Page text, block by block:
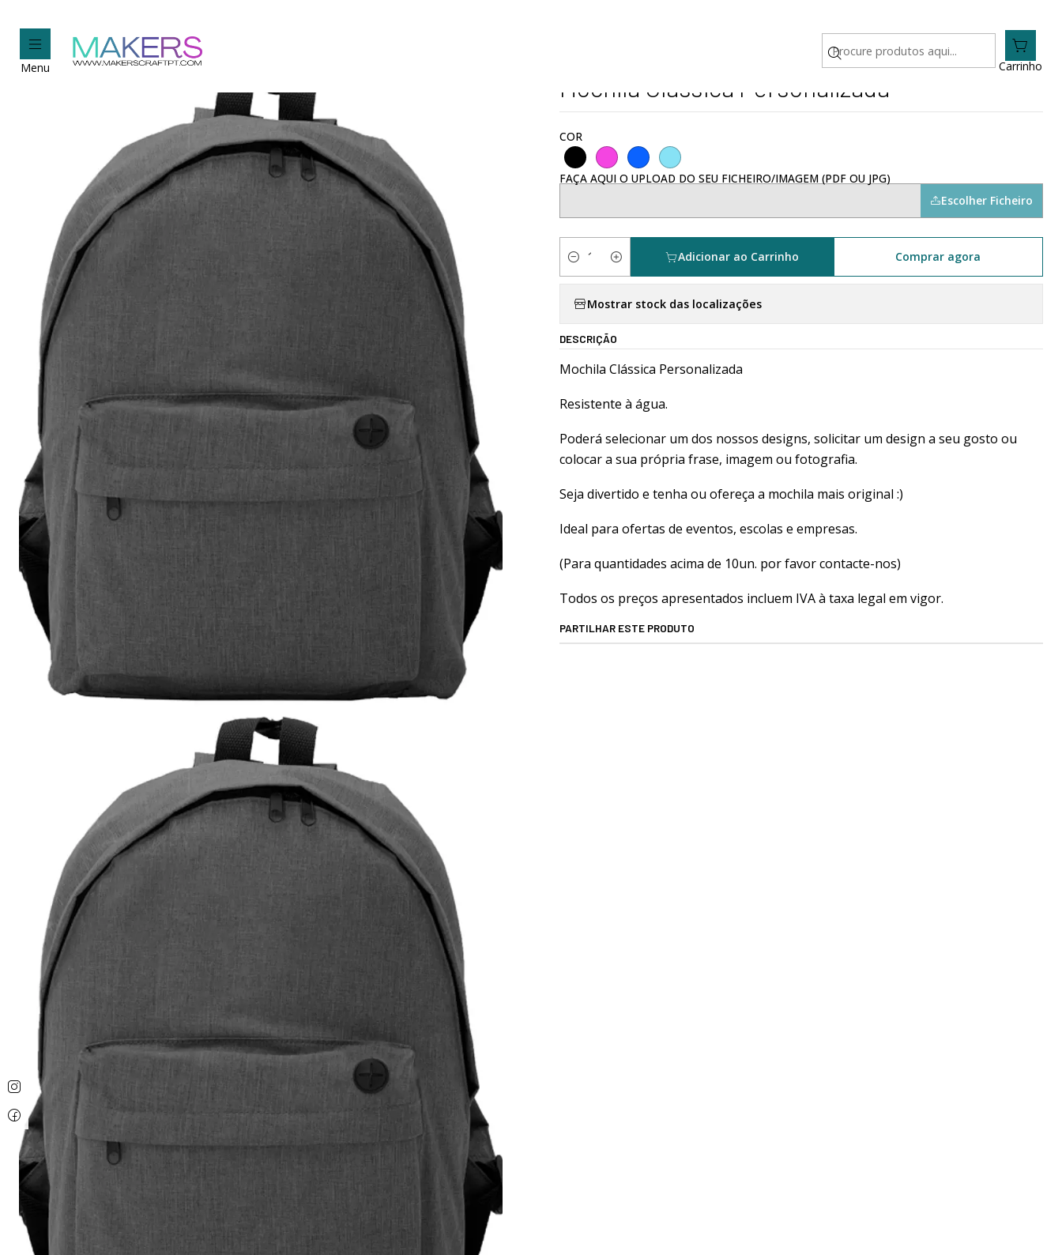
Menu Carrinho
Mochila Clássica Personalizada
COR
FAÇA AQUI O UPLOAD DO SEU FICHEIRO/IMAGEM (PDF OU JPG)
Escolher Ficheiro
Quantidade
Adicionar ao Carrinho Comprar agora
Mostrar stock das localizações
DESCRIÇÃO
Mochila Clássica Personalizada
Resistente à água.
Poderá selecionar um dos nossos designs, solicitar um design a seu gosto ou
colocar a sua própria frase, imagem ou fotografia.
Seja divertido e tenha ou ofereça a mochila mais original :)
Ideal para ofertas de eventos, escolas e empresas.
(Para quantidades acima de 10un. por favor contacte-nos)
Todos os preços apresentados incluem IVA à taxa legal em vigor.
PARTILHAR ESTE PRODUTO